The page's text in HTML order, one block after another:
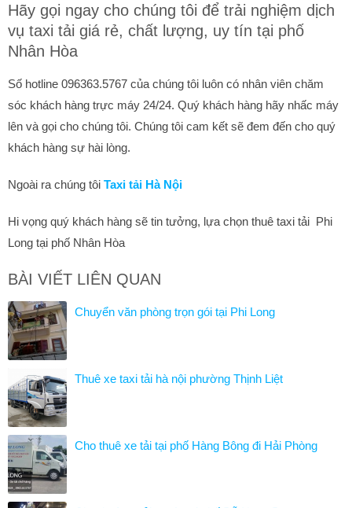
Hãy gọi ngay cho chúng tôi để trải nghiệm dịch
vụ taxi tải giá rẻ, chất lượng, uy tín tại phố
Nhân Hòa
Số hotline 096363.5767 của chúng tôi luôn có nhân viên chăm
sóc khách hàng trực máy 24/24. Quý khách hàng hãy nhấc máy
lên và gọi cho chúng tôi. Chúng tôi cam kết sẽ đem đến cho quý
khách hàng sự hài lòng.
Ngoài ra chúng tôi Taxi tải Hà Nội
Hi vọng quý khách hàng sẽ tin tưởng, lựa chọn thuê taxi tải Phi
Long tại phố Nhân Hòa
BÀI VIẾT LIÊN QUAN
Chuyển văn phòng trọn gói tại Phi Long
Thuê xe taxi tải hà nội phường Thịnh Liệt
Cho thuê xe tải tại phố Hàng Bông đi Hải Phòng